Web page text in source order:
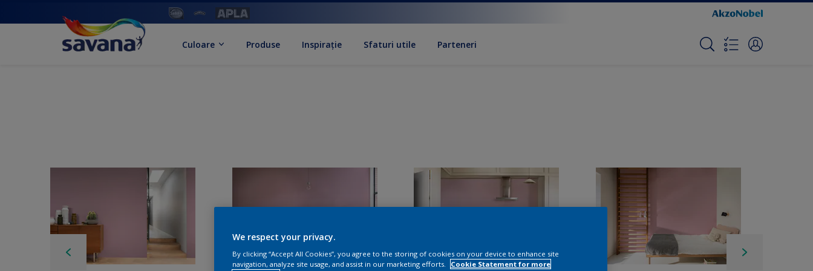
Culoare Produse Inspirație Sfaturi utile Parteneri
We respect your privacy.
By clicking “Accept All Cookies”, you agree to the storing of cookies on your device to enhance site
navigation, analyze site usage, and assist in our marketing efforts.
Cookie Statement for more